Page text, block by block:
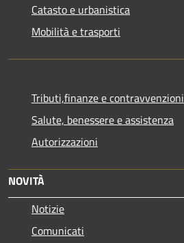
Catasto e urbanistica
Mobilità e trasporti
Tributi,finanze e contravvenzioni
Salute, benessere e assistenza
Autorizzazioni
NOVITÀ
Notizie
Comunicati